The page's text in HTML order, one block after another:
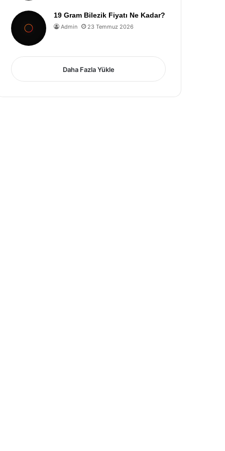
19 Gram Bilezik Fiyatı Ne Kadar?
Admin 23 Temmuz 2026
Daha Fazla Yükle